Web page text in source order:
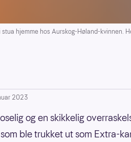
hjemme hos Aurskog-Høland-kvinnen.
2023
og en skikkelig
ble trukket ut som Extra-